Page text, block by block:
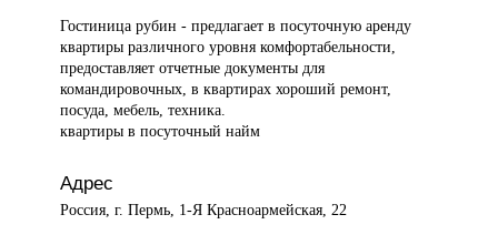
Гостиница рубин- предлагает в посуточную аренду
квартиры различного уровня комфортабельности,
предоставляет отчетные документы для
командировочных, в квартирах хороший ремонт,
посуда, мебель, техника.
квартиры в посуточный найм
Адрес
Россия, г. Пермь, 1-Я Красноармейская, 22